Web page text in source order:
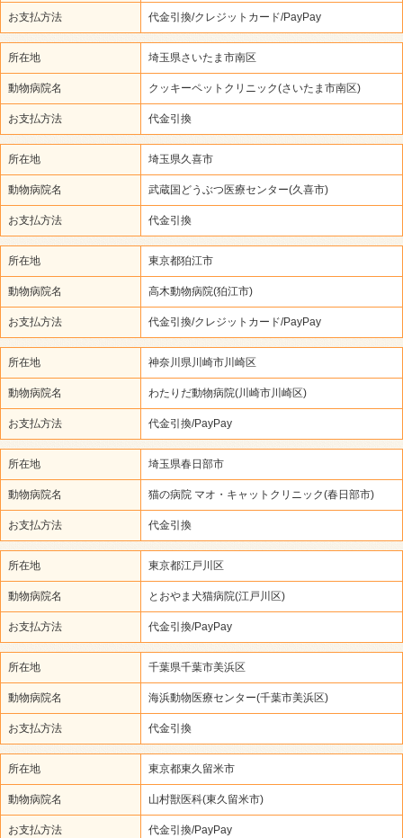
お支払方法 代金引換/クレジットカード/PayPay
所在地 埼玉県さいたま市南区
動物病院名 クッキーペットクリニック(さいたま市南区)
お支払方法 代金引換
所在地 埼玉県久喜市
動物病院名 武蔵国どうぶつ医療センター(久喜市)
お支払方法 代金引換
所在地 東京都狛江市
動物病院名 高木動物病院(狛江市)
お支払方法 代金引換/クレジットカード/PayPay
所在地 神奈川県川崎市川崎区
動物病院名 わたりだ動物病院(川崎市川崎区)
お支払方法 代金引換/PayPay
所在地 埼玉県春日部市
動物病院名 猫の病院 マオ・キャットクリニック(春日部市)
お支払方法 代金引換
所在地 東京都江戸川区
動物病院名 とおやま犬猫病院(江戸川区)
お支払方法 代金引換/PayPay
所在地 千葉県千葉市美浜区
動物病院名 海浜動物医療センター(千葉市美浜区)
お支払方法 代金引換
所在地 東京都東久留米市
動物病院名 山村獣医科(東久留米市)
お支払方法 代金引換/PayPay